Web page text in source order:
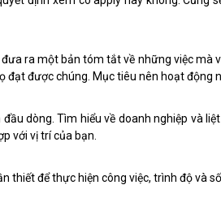
ra một bản tóm tắt về những việc mà
được chúng. Mục tiêu nên hoạt động
dòng. Tìm hiểu về doanh nghiệp và
với vị trí của bạn.
thiết để thực hiện công việc, trình độ và